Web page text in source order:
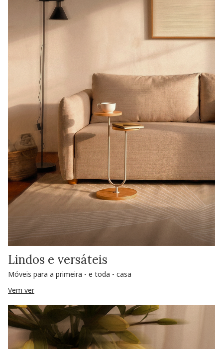
Lindos e versáteis
Móveis para a primeira - e toda - casa
Vem ver